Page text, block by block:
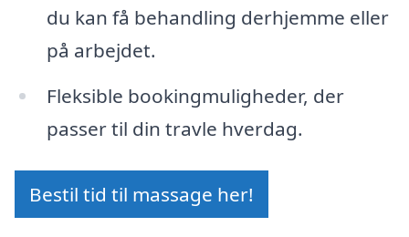
du kan få behandling derhjemme eller
på arbejdet.
Fleksible bookingmuligheder, der
passer til din travle hverdag.
Bestil tid til massage her!